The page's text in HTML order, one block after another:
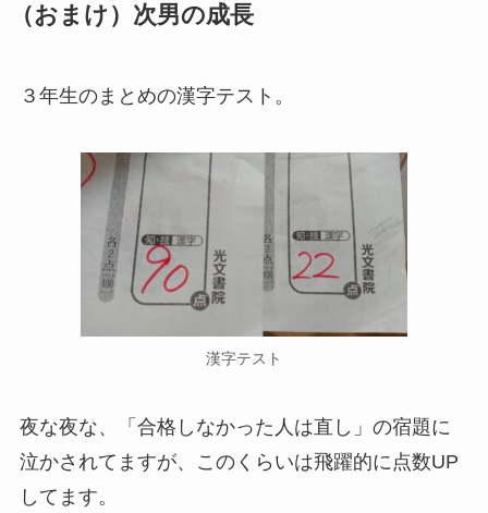
（おまけ）次男の成長
３年生のまとめの漢字テスト。
漢字テスト
夜な夜な、 「合格しなかった人は直し」 の宿題に
泣かされてますが、このくらいは飛躍的に点数UP
してます。